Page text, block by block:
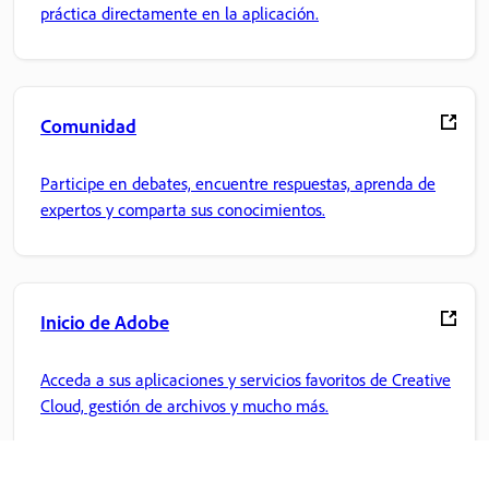
práctica directamente en la aplicación.
Comunidad
Participe en debates, encuentre respuestas, aprenda de
expertos y comparta sus conocimientos.
Inicio de Adobe
Acceda a sus aplicaciones y servicios favoritos de Creative
Cloud, gestión de archivos y mucho más.